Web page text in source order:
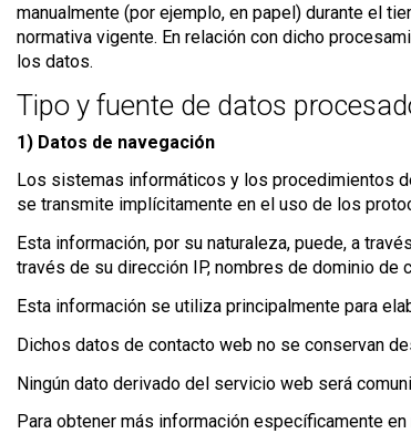
manualmente (por ejemplo, en papel) durante el
normativa vigente. En relación con dicho
los datos.
Tipo y fuente de datos
1) Datos de navegación
Los sistemas informáticos y los procedimientos
se transmite implícitamente en el uso de los
Esta información, por su naturaleza, puede, a
través de su dirección IP, nombres de dominio
Esta información se utiliza principalmente para
Dichos datos de contacto web no se conservan
Ningún dato derivado del servicio web será
Para obtener más información específicamente